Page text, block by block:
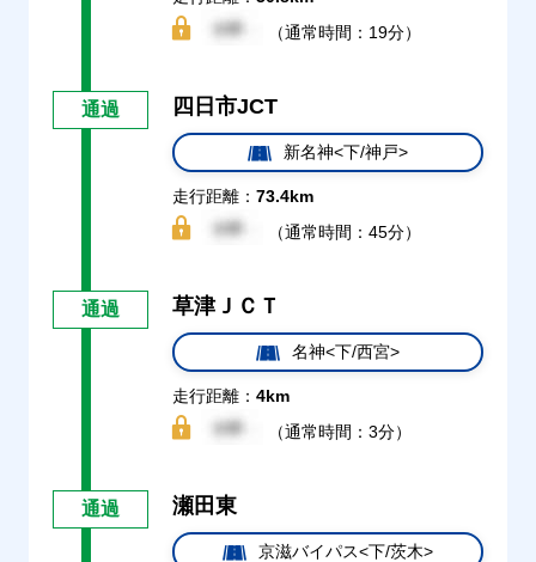
（通常時間：19分）
通過 四日市JCT
新名神<下/神戸>
走行距離： 73.4km
（通常時間：45分）
通過 草津ＪＣＴ
名神<下/西宮>
走行距離： 4km
（通常時間：3分）
通過 瀬田東
京滋バイパス<下/茨木>